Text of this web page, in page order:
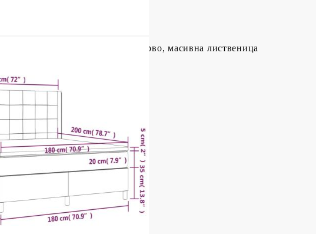
шперплат, инженерно дърво, масивна лиственица
пяна
(100% полиестер)